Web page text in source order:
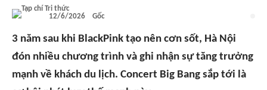
12/6/2026 Gốc
3 năm sau khi BlackPink tạo nên cơn sốt, Hà Nội
đón nhiều chương trình và ghi nhận sự tăng trưởng
mạnh về khách du lịch. Concert Big Bang sắp tới là